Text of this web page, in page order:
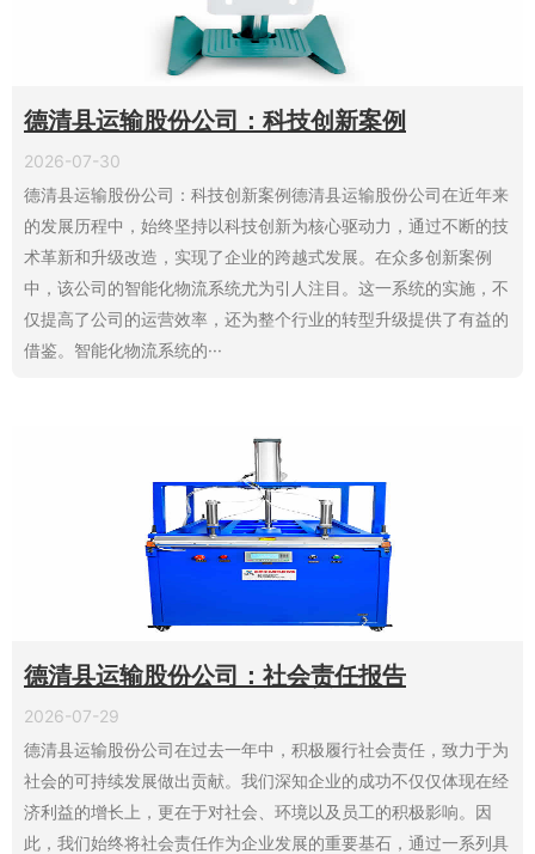
德清县运输股份公司：科技创新案例
2026-07-30
德清县运输股份公司：科技创新案例德清县运输股份公司在近年来
的发展历程中，始终坚持以科技创新为核心驱动力，通过不断的技
术革新和升级改造，实现了企业的跨越式发展。在众多创新案例
中，该公司的智能化物流系统尤为引人注目。这一系统的实施，不
仅提高了公司的运营效率，还为整个行业的转型升级提供了有益的
借鉴。智能化物流系统的···
德清县运输股份公司：社会责任报告
2026-07-29
德清县运输股份公司在过去一年中，积极履行社会责任，致力于为
社会的可持续发展做出贡献。我们深知企业的成功不仅仅体现在经
济利益的增长上，更在于对社会、环境以及员工的积极影响。因
此，我们始终将社会责任作为企业发展的重要基石，通过一系列具